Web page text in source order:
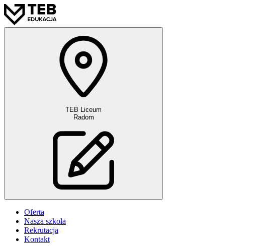
TEB Liceum
Radom
Oferta
Nasza szkoła
Rekrutacja
Kontakt